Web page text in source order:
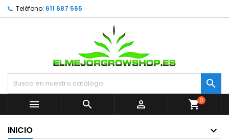
Teléfono: 611 687 565


  shopping_cart0
INICIO